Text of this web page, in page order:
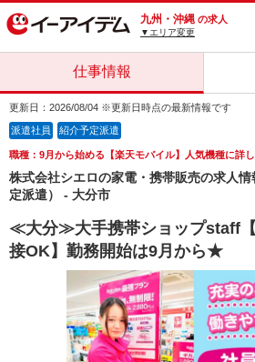
九州・沖縄 の求人
▼エリア変更
仕事情報
更新日：2026/08/04 ※更新日時点の最新情報です
派遣社員 紹介予定派遣
職種：9月から始める【楽天モバイル】人気機種に詳
株式会社シエロの家電・携帯販売の求人
定派遣） - 大分市
≪大分≫大手携帯ショップstaff
接OK】勤務開始は9月から★